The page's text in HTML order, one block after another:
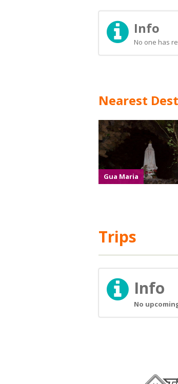
Info
No one has
Nearest
Gua Maria
Trips
Info
No